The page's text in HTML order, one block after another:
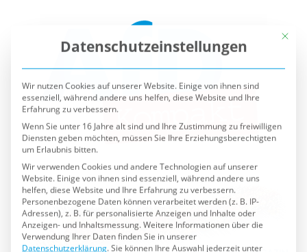
Wir nutzen Cookies auf unserer Website. Einige von ihnen sind
essenziell, während andere uns helfen, diese Website und Ihre
Erfahrung zu verbessern.
Wenn Sie unter 16 Jahre alt sind und Ihre Zustimmung zu freiwilligen
Diensten geben möchten, müssen Sie Ihre Erziehungsberechtigten
um Erlaubnis bitten.
Wir verwenden Cookies und andere Technologien auf unserer
Website. Einige von ihnen sind essenziell, während andere uns
helfen, diese Website und Ihre Erfahrung zu verbessern.
Personenbezogene Daten können verarbeitet werden (z. B. IP-
Adressen), z. B. für personalisierte Anzeigen und Inhalte oder
Anzeigen- und Inhaltsmessung.Weitere Informationen über die
Verwendung Ihrer Daten finden Sie in unserer
Datenschutzerklärung. Sie können Ihre Auswahl jederzeit unter
Einstellungenwiderrufen oder anpassen.